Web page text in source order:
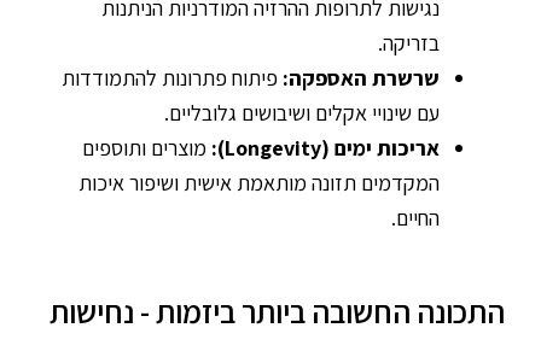
נגישות לתרופות ההרזיה המודרניות הניתנות
בזריקה.
שרשרת האספקה: פיתוח פתרונות להתמודדות
עם שינויי אקלים ושיבושים גלובליים.
אריכות ימים (Longevity):
מוצרים ותוספים
המקדמים תזונה מותאמת אישית ושיפור איכות
החיים.
התכונה החשובה ביותר ביזמות - נחישות